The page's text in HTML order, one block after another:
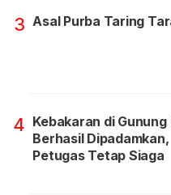
3 Asal Purba Taring
4 Kebakaran di Gunung
Berhasil Dipadamkan,
Petugas Tetap Siaga